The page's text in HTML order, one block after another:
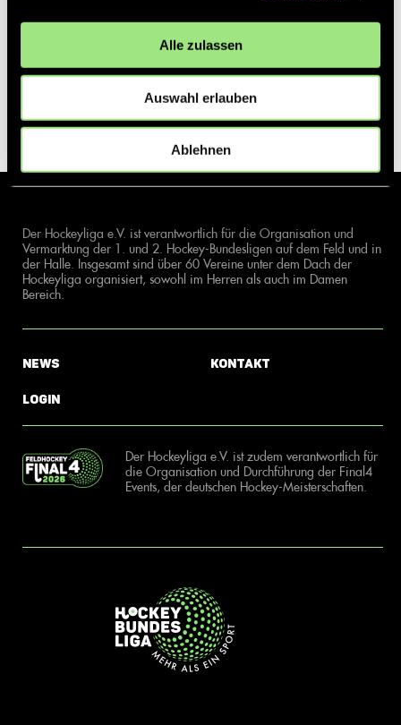
Alle zulassen
Auswahl erlauben
Ablehnen
Der Hockeyliga e.V. ist verantwortlich für die Organisation und
Vermarktung der 1. und 2. Hockey-Bundesligen auf dem Feld und in
der Halle. Insgesamt sind über 60 Vereine unter dem Dach der
Hockeyliga organisiert, sowohl im Herren als auch im Damen
Bereich.
News
Login
Kontakt
Der Hockeyliga e.V. ist zudem verantwortlich für
die Organisation und Durchführung der Final4
Events, der deutschen Hockey-Meisterschaften.